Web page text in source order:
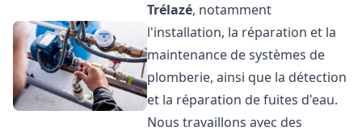
Trélazé, notamment
l'installation, la réparation et la
maintenance de systèmes de
plomberie, ainsi que la détection
et la réparation de fuites d'eau.
Nous travaillons avec des